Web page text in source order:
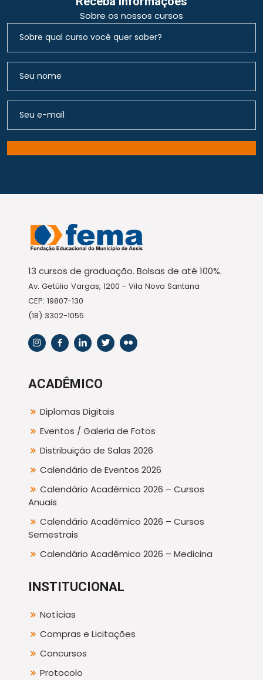
Sobre os nossos cursos
13 cursos de graduação. Bolsas de até 100%.
Av. Getúlio Vargas, 1200 - Vila Nova Santana
CEP: 19807-130
(18) 3302-1055
ACADÊMICO
Diplomas Digitais
Eventos / Galeria de Fotos
Distribuição de Salas 2026
Calendário de Eventos 2026
Calendário Acadêmico 2026 – Cursos
Anuais
Calendário Acadêmico 2026 – Cursos
Semestrais
Calendário Acadêmico 2026 – Medicina
INSTITUCIONAL
Notícias
Compras e Licitações
Concursos
Protocolo